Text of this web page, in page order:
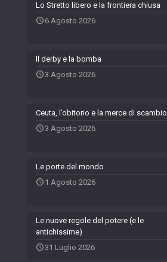
Lo Stretto libero e la frontiera chiusa
6 Agosto 2026
Il derby e la bomba
3 Agosto 2026
Ceuta, l’obitorio e la merce di scambio
3 Agosto 2026
Le porte del mondo
1 Agosto 2026
Le nuove regole del potere (e le
antichissime)
31 Luglio 2026